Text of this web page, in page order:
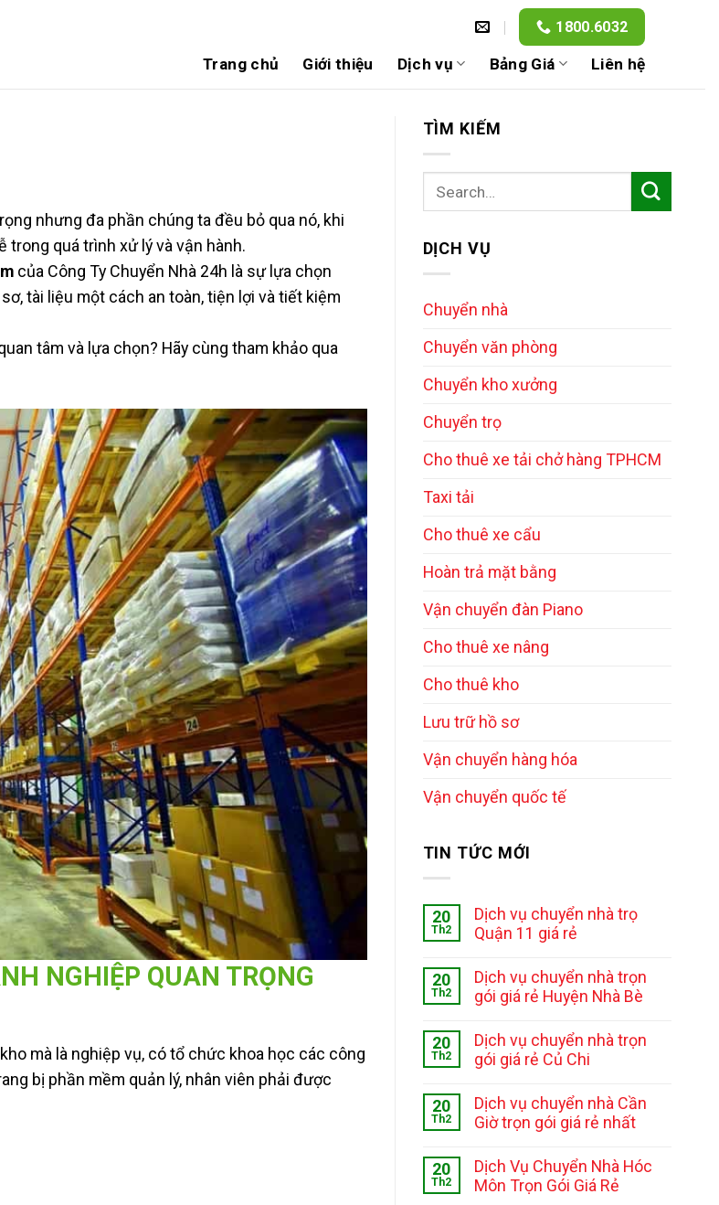
1800.6032
Trang chủ Giới thiệu Dịch vụ Bảng Giá Liên hệ
nhưng đa phần chúng ta đều bỏ qua nó, khi
quá trình xử lý và vận hành.
của Công Ty Chuyển Nhà 24h là sự lựa chọn
tài liệu một cách an toàn, tiện lợi và tiết kiệm
tâm và lựa chọn? Hãy cùng tham khảo qua
NGHIỆP QUAN TRỌNG
mà là nghiệp vụ, có tổ chức khoa học các công
bị phần mềm quản lý, nhân viên phải được
TÌM KIẾM
DỊCH VỤ
Chuyển nhà
Chuyển văn phòng
Chuyển kho xưởng
Chuyển trọ
Cho thuê xe tải chở hàng TPHCM
Taxi tải
Cho thuê xe cẩu
Hoàn trả mặt bằng
Vận chuyển đàn Piano
Cho thuê xe nâng
Cho thuê kho
Lưu trữ hồ sơ
Vận chuyển hàng hóa
Vận chuyển quốc tế
TIN TỨC MỚI
20
Th2
Dịch vụ chuyển nhà trọ
Quận 11 giá rẻ
20
Th2
Dịch vụ chuyển nhà trọn
gói giá rẻ Huyện Nhà Bè
20
Th2
Dịch vụ chuyển nhà trọn
gói giá rẻ Củ Chi
20
Th2
Dịch vụ chuyển nhà Cần
Giờ trọn gói giá rẻ nhất
20
Th2
Dịch Vụ Chuyển Nhà Hóc
Môn Trọn Gói Giá Rẻ